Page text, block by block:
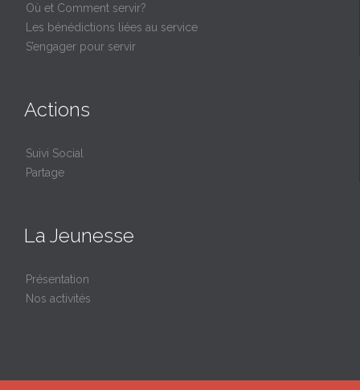
Où et Comment servir?
Les bénédictions liées au service
S’engager pour servir
Actions
Suivi Social
Partage
La Jeunesse
Présentation
Nos activités